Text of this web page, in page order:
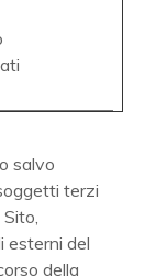
salvo
terzi
esterni del
della